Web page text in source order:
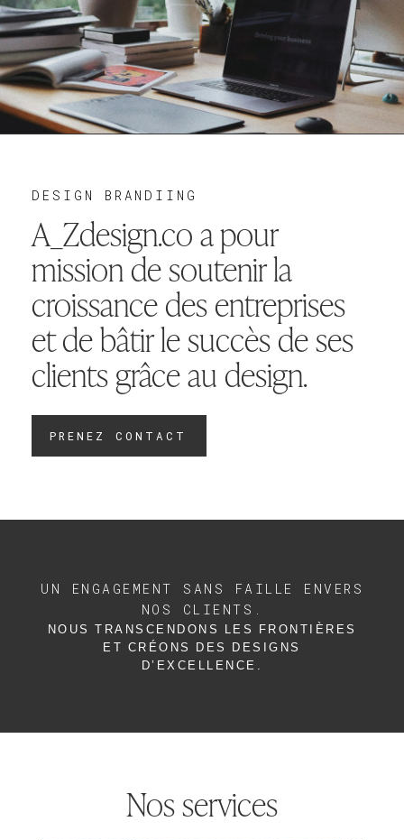
DESIGN BRANDIING
A_Zdesign.co a pour
mission de soutenir la
croissance des entreprises
et de bâtir le succès de ses
clients grâce au design.
PRENEZ CONTACT
UN ENGAGEMENT SANS FAILLE ENVERS
NOS CLIENTS.
NOUS TRANSCENDONS LES FRONTIÈRES
ET CRÉONS DES DESIGNS
D’EXCELLENCE.
Nos services